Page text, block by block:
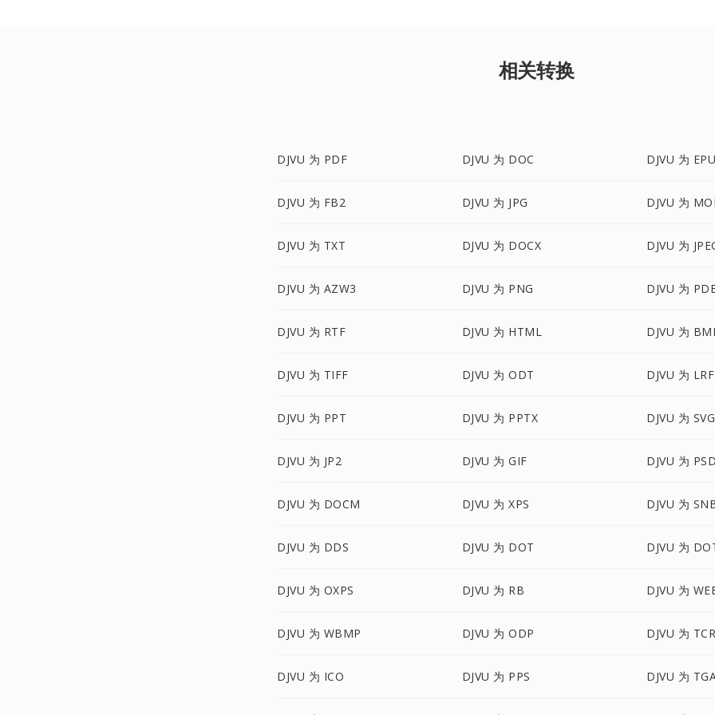
相关转换
DJVU 为 PDF DJVU 为 DOC DJVU 为
DJVU 为 FB2 DJVU 为 JPG DJVU 为
DJVU 为 TXT DJVU 为 DOCX DJVU 为
DJVU 为 AZW3 DJVU 为 PNG DJVU 为
DJVU 为 RTF DJVU 为 HTML DJVU 为
DJVU 为 TIFF DJVU 为 ODT DJVU 为 LRF
DJVU 为 PPT DJVU 为 PPTX DJVU 为 SVG
DJVU 为 JP2 DJVU 为 GIF DJVU 为 PSD
DJVU 为 DOCM DJVU 为 XPS DJVU 为
DJVU 为 DDS DJVU 为 DOT DJVU 为
DJVU 为 OXPS DJVU 为 RB DJVU 为
DJVU 为 WBMP DJVU 为 ODP DJVU 为 TCR
DJVU 为 ICO DJVU 为 PPS DJVU 为